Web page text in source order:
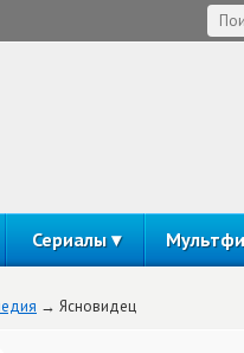
Сериалы
Ясновидец